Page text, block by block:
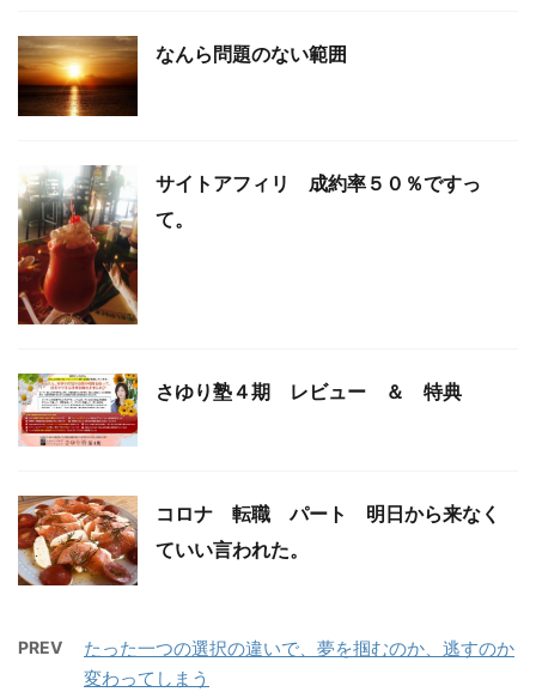
なんら問題のない範囲
サイトアフィリ 成約率５０％ですっ
て。
さゆり塾４期 レビュー ＆ 特典
コロナ 転職 パート 明日から来なく
ていい言われた。
PREV
たった一つの選択の違いで、夢を掴むのか、逃すのか
変わってしまう